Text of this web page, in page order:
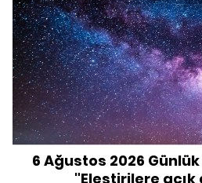
6 Ağustos 2026
"Eleştirilere